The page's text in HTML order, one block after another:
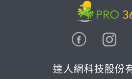
達人網科技股份